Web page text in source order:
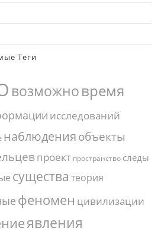
Теги
возможновремя
исследований
наблюденияобъекты
проект пространство следы
существа теория
феномен цивилизации
явления